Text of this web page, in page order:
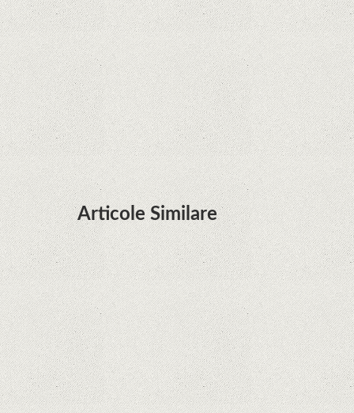
Zvon: aplicațiile Google nu se mai pot instala pe
terminalele Huawei cu procesoare Kirin
Huawei P50 primeşte o posibilă dată de lansare
şi e mai curând decât credeam; Are cameră
telephoto cu zoom optic variabil
Articole Similare
Descoperire remarcabilă. Genomul uman nu mai
are secrete
iPhone 12 Mini, bijuteria - TECH REVIEW
Apple cedează, în sfârșit. Piese de schimb pentru